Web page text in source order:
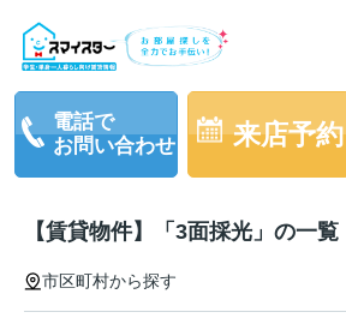
電話で
お問い合わせ
来店予約
【賃貸物件】「3面採光」の一覧
市区町村から探す